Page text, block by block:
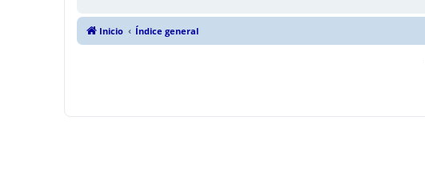
Inicio Índice general